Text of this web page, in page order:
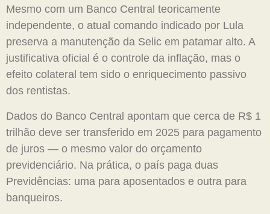
Mesmo com um Banco Central teoricamente
independente, o atual comando indicado por Lula
preserva a manutenção da Selic em patamar alto. A
justificativa oficial é o controle da inflação, mas o
efeito colateral tem sido o enriquecimento passivo
dos rentistas.
Dados do Banco Central apontam que cerca de R$ 1
trilhão deve ser transferido em 2025 para pagamento
de juros — o mesmo valor do orçamento
previdenciário. Na prática, o país paga duas
Previdências: uma para aposentados e outra para
banqueiros.